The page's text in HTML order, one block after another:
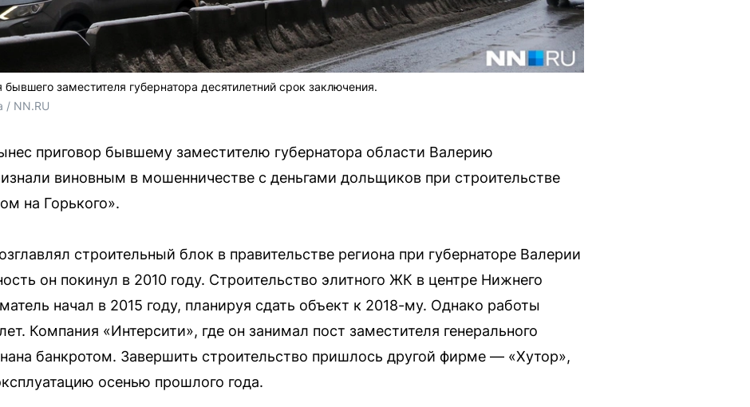
заместителя губернатора десятилетний срок заключения.
/ NN.RU
приговор бывшему заместителю губернатора области Валерию
виновным в мошенничестве с деньгами дольщиков при строительстве
на Горького».
строительный блок в правительстве региона при губернаторе Валерии
он покинул в 2010 году. Строительство элитного ЖК в центре Нижнего
начал в 2015 году, планируя сдать объект к 2018-му. Однако работы
Компания «Интерсити», где он занимал пост заместителя генерального
банкротом. Завершить строительство пришлось другой фирме — «Хутор»,
осенью прошлого года.